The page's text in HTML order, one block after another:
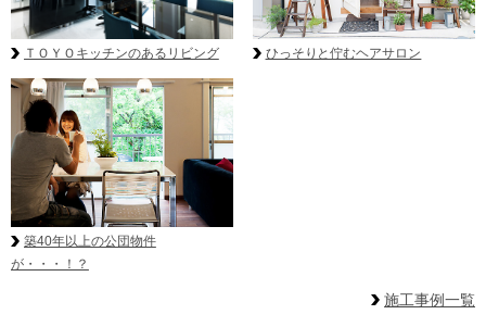
ＴＯＹＯキッチンのあるリビング ひっそりと佇むヘアサロン
築40年以上の公団物件
が・・・！？
施工事例一覧